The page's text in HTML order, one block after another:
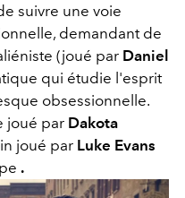
suivre une voie
demandant de
(joué par Daniel
qui étudie l'esprit
obsessionnelle.
joué par Dakota
joué par Luke Evans
.